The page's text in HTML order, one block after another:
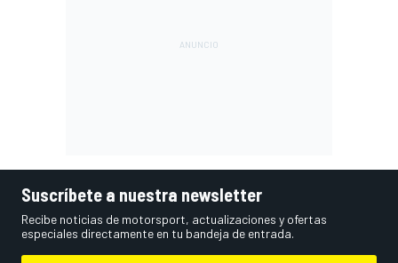
Suscríbete a nuestra newsletter
Recibe noticias de motorsport, actualizaciones y ofertas
especiales directamente en tu bandeja de entrada.